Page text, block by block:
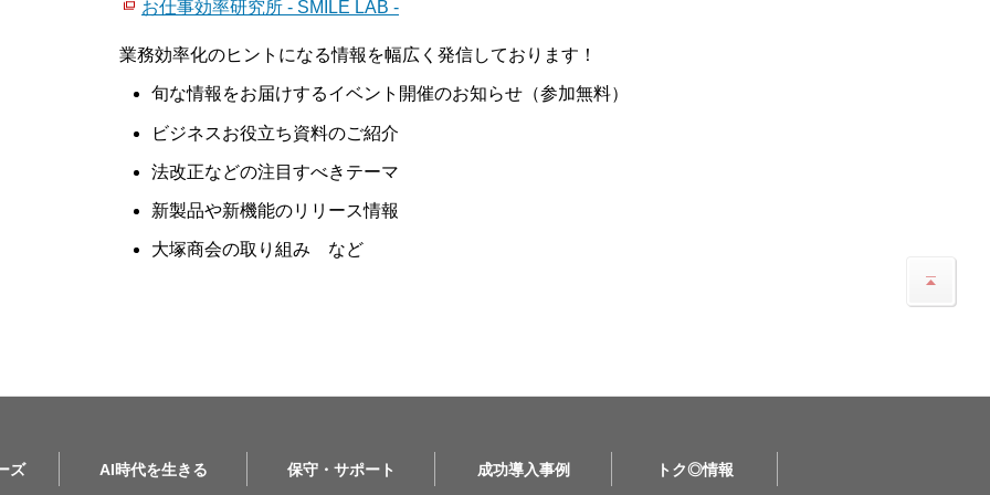
お仕事効率研究所 - SMILE LAB -
業務効率化のヒントになる情報を幅広く発信しております！
旬な情報をお届けするイベント開催のお知らせ（参加無料）
ビジネスお役立ち資料のご紹介
法改正などの注目すべきテーマ
新製品や新機能のリリース情報
大塚商会の取り組み など
ズ AI時代を生きる 保守・サポート 成功導入事例 トク◎情報